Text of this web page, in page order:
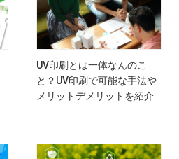
UV印刷とは一体なんのこ
と？UV印刷で可能な手法や
メリットデメリットを紹介